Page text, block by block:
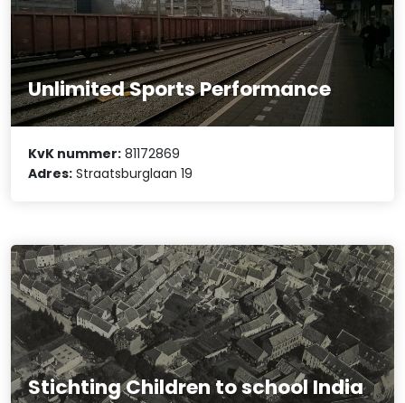
Unlimited Sports Performance
KvK nummer: 81172869
Adres: Straatsburglaan 19
Stichting Children to school India